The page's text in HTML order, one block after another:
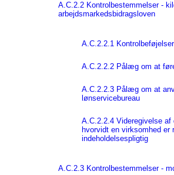
A.C.2.2 Kontrolbestemmelser -
arbejdsmarkedsbidragsloven
A.C.2.2.1 Kontrolbeføjelser
A.C.2.2.2 Pålæg om at
A.C.2.2.3 Pålæg om at
lønservicebureau
A.C.2.2.4 Videregivelse af
hvorvidt en virksomhed er
indeholdelsespligtig
A.C.2.3 Kontrolbestemmelser -